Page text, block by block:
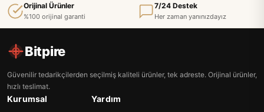
Orijinal Ürünler
%100 orijinal garanti
7/24 Destek
Her zaman yanınızdayız
Bitpire
Güvenilir tedarikçilerden seçilmiş kaliteli ürünler, tek adreste. Orijinal ürünler,
hızlı teslimat.
Kurumsal Yardım